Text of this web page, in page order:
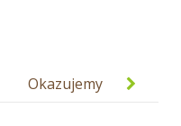
Okazujemy